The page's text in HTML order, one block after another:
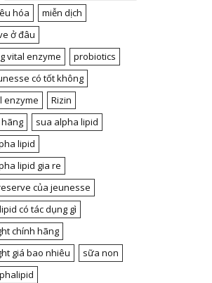
hóa
miễn dịch
ở đâu
vital enzyme
probiotics
có tốt không
enzyme
Rizin
sua alpha lipid
lipid
lipid gia re
của jeunesse
có tác dụng gì
chính hãng
giá bao nhiêu
sữa non